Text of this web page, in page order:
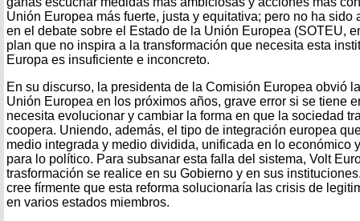
Unión Europea más fuerte, justa y equitativa; pero no ha sido
en el debate sobre el Estado de la Unión Europea (SOTEU,
plan que no inspira a la transformación que necesita esta
Europa es insuficiente e inconcreto.
En su discurso, la presidenta de la Comisión Europea obvió
Unión Europea en los próximos años, grave error si se tiene
necesita evolucionar y cambiar la forma en que la sociedad
coopera. Uniendo, además, el tipo de integración europea
medio integrada y medio dividida, unificada en lo económico
para lo político. Para subsanar esta falla del sistema, Volt
trasformación se realice en su Gobierno y en sus
cree fírmente que esta reforma solucionaría las crisis de
en varios estados miembros.